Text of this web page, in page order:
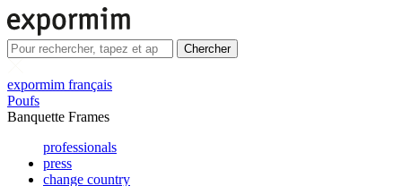
Chercher
expormim français
Poufs
Banquette Frames
professionals
press
change country